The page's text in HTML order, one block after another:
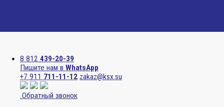
8 812 439-20-39
Пишите нам в WhatsApp
+7 911 711-11-12 zakaz@ksx.su
Обратный звонок